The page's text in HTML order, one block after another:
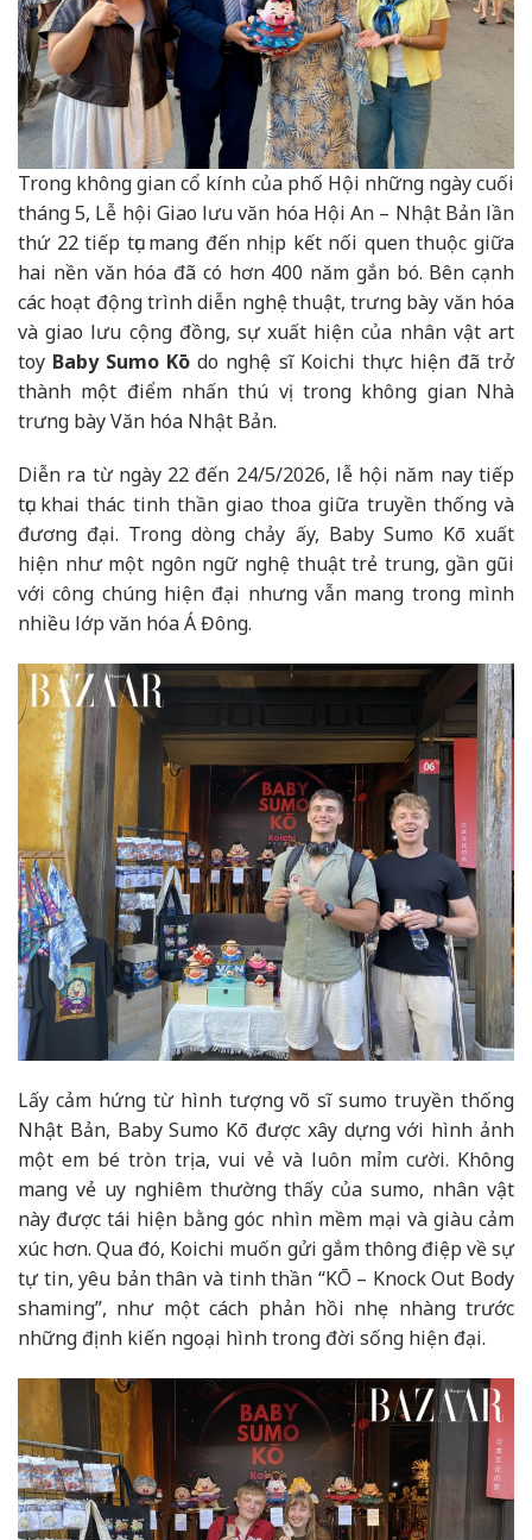
Trong không gian cổ kính của phố Hội những ngày cuối
tháng 5, Lễ hội Giao lưu văn hóa Hội An – Nhật Bản lần
thứ 22 tiếp tục mang đến nhịp kết nối quen thuộc giữa
hai nền văn hóa đã có hơn 400 năm gắn bó. Bên cạnh
các hoạt động trình diễn nghệ thuật, trưng bày văn hóa
và giao lưu cộng đồng, sự xuất hiện của nhân vật art
toy Baby Sumo Kō do nghệ sĩ Koichi thực hiện đã trở
thành một điểm nhấn thú vị trong không gian Nhà
trưng bày Văn hóa Nhật Bản.
Diễn ra từ ngày 22 đến 24/5/2026, lễ hội năm nay tiếp
tục khai thác tinh thần giao thoa giữa truyền thống và
đương đại. Trong dòng chảy ấy, Baby Sumo Kō xuất
hiện như một ngôn ngữ nghệ thuật trẻ trung, gần gũi
với công chúng hiện đại nhưng vẫn mang trong mình
nhiều lớp văn hóa Á Đông.
Lấy cảm hứng từ hình tượng võ sĩ sumo truyền thống
Nhật Bản, Baby Sumo Kō được xây dựng với hình ảnh
một em bé tròn trịa, vui vẻ và luôn mỉm cười. Không
mang vẻ uy nghiêm thường thấy của sumo, nhân vật
này được tái hiện bằng góc nhìn mềm mại và giàu cảm
xúc hơn. Qua đó, Koichi muốn gửi gắm thông điệp về sự
tự tin, yêu bản thân và tinh thần “KŌ – Knock Out Body
shaming”, như một cách phản hồi nhẹ nhàng trước
những định kiến ngoại hình trong đời sống hiện đại.